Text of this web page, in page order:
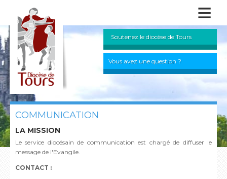
≡
Soutenez le diocèse de Tours
Vous avez une question ?
COMMUNICATION
LA MISSION
Le service diocésain de communication est chargé de diffuser le
message de l'Evangile.
CONTACT :